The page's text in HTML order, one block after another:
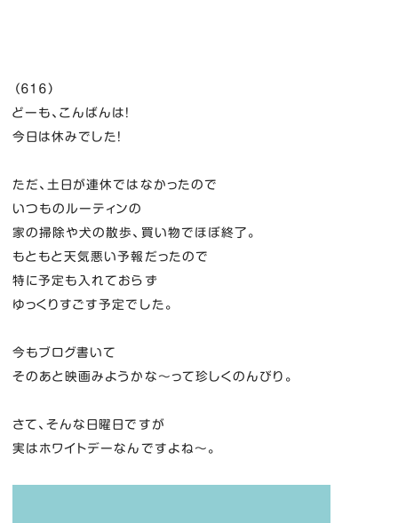
（６１６）
どーも、こんばんは！
今日は休みでした！
ただ、土日が連休ではなかったので
いつものルーティンの
家の掃除や犬の散歩、買い物でほぼ終了。
もともと天気悪い予報だったので
特に予定も入れておらず
ゆっくりすごす予定でした。
今もブログ書いて
そのあと映画みようかな～って珍しくのんびり。
さて、そんな日曜日ですが
実はホワイトデーなんですよね～。